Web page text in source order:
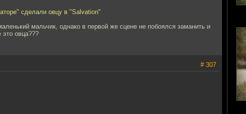
сделали овцу в "Salvation"
мальчик, однако в первой же сцене не побоялся заманить и
это овца???
# 307